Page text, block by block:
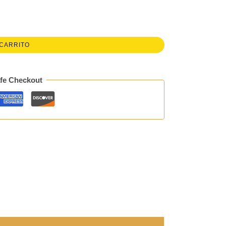
Checkout